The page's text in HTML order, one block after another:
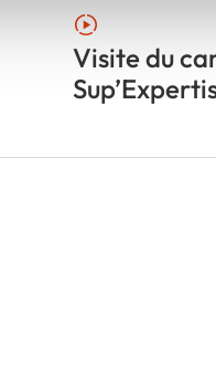
Visite du